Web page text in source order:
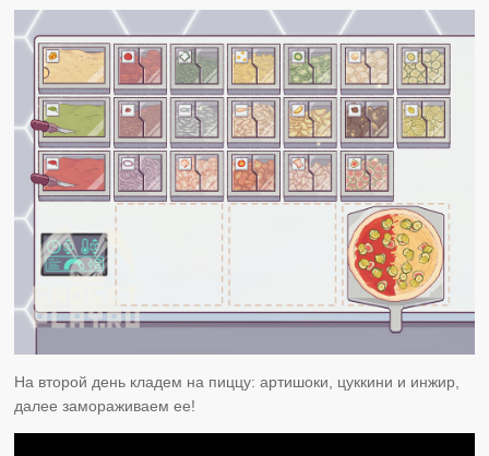
На второй день кладем на пиццу: артишоки, цуккини и инжир,
далее замораживаем ее!